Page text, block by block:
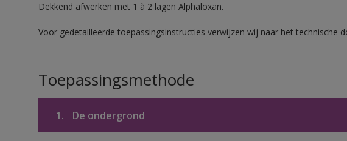
Dekkend afwerken met 1 à 2 lagen Alphaloxan.
Voor gedetailleerde toepassingsinstructies verwijzen wij naar het technische
Toepassingsmethode
1. De ondergrond